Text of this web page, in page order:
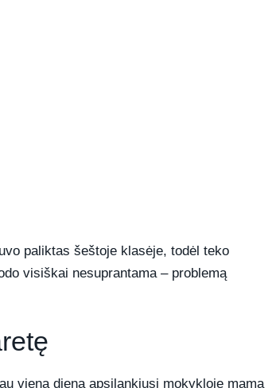
paliktas šeštoje klasėje, todėl teko
visiškai nesuprantama – problemą
vieną dieną apsilankiusi mokykloje mama